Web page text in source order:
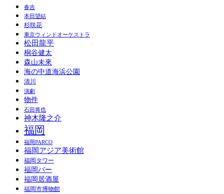
春吉
本田望結
杉咲花
東京ウィンドオーケストラ
松田龍平
桐谷健太
森山未來
海の中道海浜公園
清川
演劇
物件
石田将也
神木隆之介
福岡
福岡PARCO
福岡アジア美術館
福岡タワー
福岡バー
福岡居酒屋
福岡市博物館